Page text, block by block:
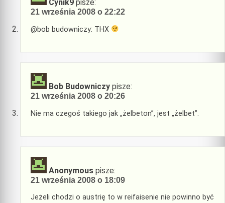
Cynik9 pisze:
21 września 2008 o 22:22
@bob budowniczy: THX
Bob Budowniczy pisze:
21 września 2008 o 20:26
Nie ma czegoś takiego jak „żelbeton”, jest „żelbet”.
Anonymous pisze:
21 września 2008 o 18:09
Jeżeli chodzi o austrię to w reifaisenie nie powinno być